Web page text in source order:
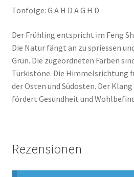
Tonfolge: G A H D A G H D
Der Frühling entspricht im Feng
Die Natur fängt an zu spriessen
Grün. Die zugeordneten Farben
Türkistöne. Die Himmelsrichtung
der Osten und Südosten. Der
fördert Gesundheit und
Rezensionen